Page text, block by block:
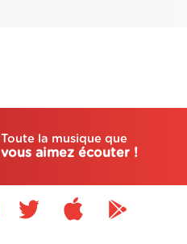
Toute la musique que
vous aimez écouter !